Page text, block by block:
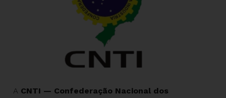
A CNTI — Confederação Nacional dos